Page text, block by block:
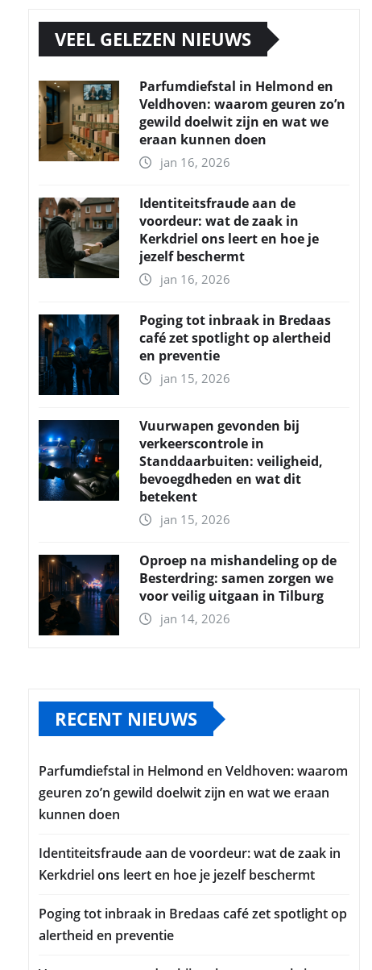
VEEL GELEZEN NIEUWS
Parfumdiefstal in Helmond en
Veldhoven: waarom geuren zo’n
gewild doelwit zijn en wat we
eraan kunnen doen
jan 16, 2026
Identiteitsfraude aan de
voordeur: wat de zaak in
Kerkdriel ons leert en hoe je
jezelf beschermt
jan 16, 2026
Poging tot inbraak in Bredaas
café zet spotlight op alertheid
en preventie
jan 15, 2026
Vuurwapen gevonden bij
verkeerscontrole in
Standdaarbuiten: veiligheid,
bevoegdheden en wat dit
betekent
jan 15, 2026
Oproep na mishandeling op de
Besterdring: samen zorgen we
voor veilig uitgaan in Tilburg
jan 14, 2026
RECENT NIEUWS
Parfumdiefstal in Helmond en Veldhoven: waarom
geuren zo’n gewild doelwit zijn en wat we eraan
kunnen doen
Identiteitsfraude aan de voordeur: wat de zaak in
Kerkdriel ons leert en hoe je jezelf beschermt
Poging tot inbraak in Bredaas café zet spotlight op
alertheid en preventie